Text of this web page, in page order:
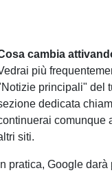
cambia
più
principali" del
dedicata
comunque
siti.
In pratica, Google